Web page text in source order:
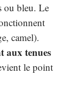
ou bleu. Le
camel).
aux tenues
le point